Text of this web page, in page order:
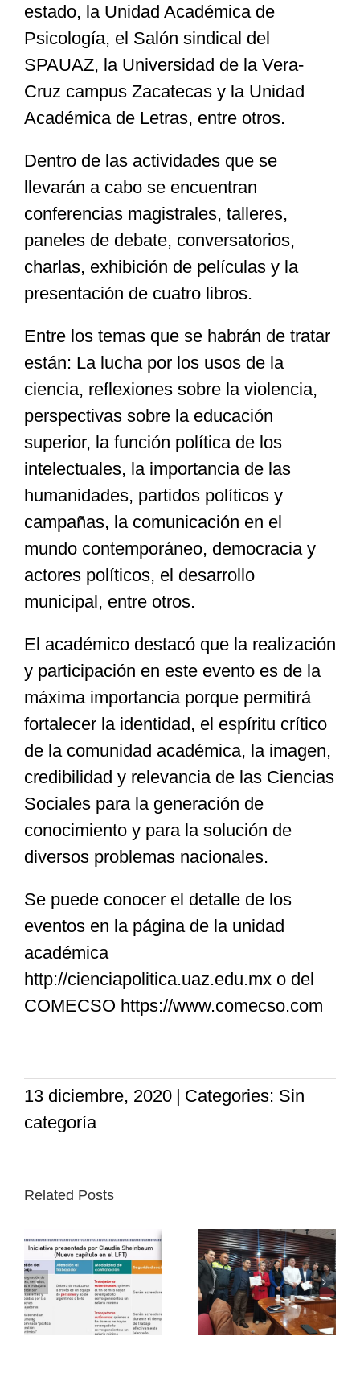
estado, la Unidad Académica de
Psicología, el Salón sindical del
SPAUAZ, la Universidad de la Vera-
Cruz campus Zacatecas y la Unidad
Académica de Letras, entre otros.
Dentro de las actividades que se
llevarán a cabo se encuentran
conferencias magistrales, talleres,
paneles de debate, conversatorios,
charlas, exhibición de películas y la
presentación de cuatro libros.
Entre los temas que se habrán de tratar
están: La lucha por los usos de la
ciencia, reflexiones sobre la violencia,
perspectivas sobre la educación
superior, la función política de los
intelectuales, la importancia de las
humanidades, partidos políticos y
campañas, la comunicación en el
mundo contemporáneo, democracia y
actores políticos, el desarrollo
municipal, entre otros.
El académico destacó que la realización
y participación en este evento es de la
máxima importancia porque permitirá
fortalecer la identidad, el espíritu crítico
de la comunidad académica, la imagen,
credibilidad y relevancia de las Ciencias
Sociales para la generación de
conocimiento y para la solución de
diversos problemas nacionales.
Se puede conocer el detalle de los
eventos en la página de la unidad
académica
http://cienciapolitica.uaz.edu.mx o del
COMECSO https://www.comecso.com
13 diciembre, 2020 | Categories: Sin
categoría
Related Posts